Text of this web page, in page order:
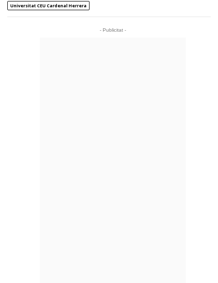
Universitat CEU Cardenal Herrera
- Publicitat -